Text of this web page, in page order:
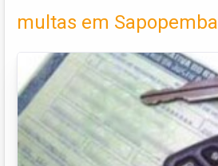
multas em Sapopemba